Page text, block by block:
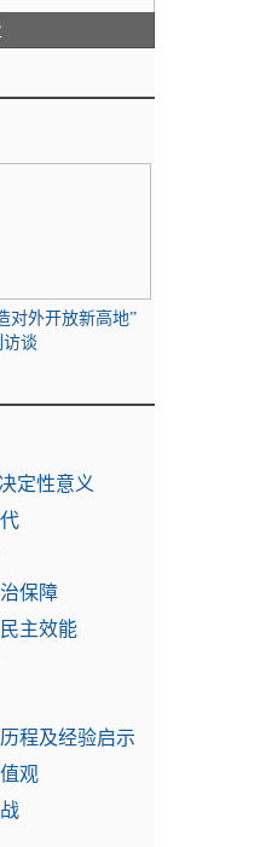
对外开放新高地”
访谈
定性意义
保障
主效能
程及经验启示
观